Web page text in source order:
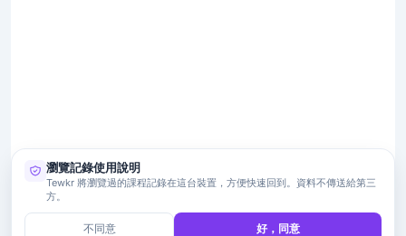
瀏覽記錄使用說明
Tewkr 將瀏覽過的課程記錄在這台裝置，方便快速回到。資料不傳送給第三
方。
不同意 好，同意